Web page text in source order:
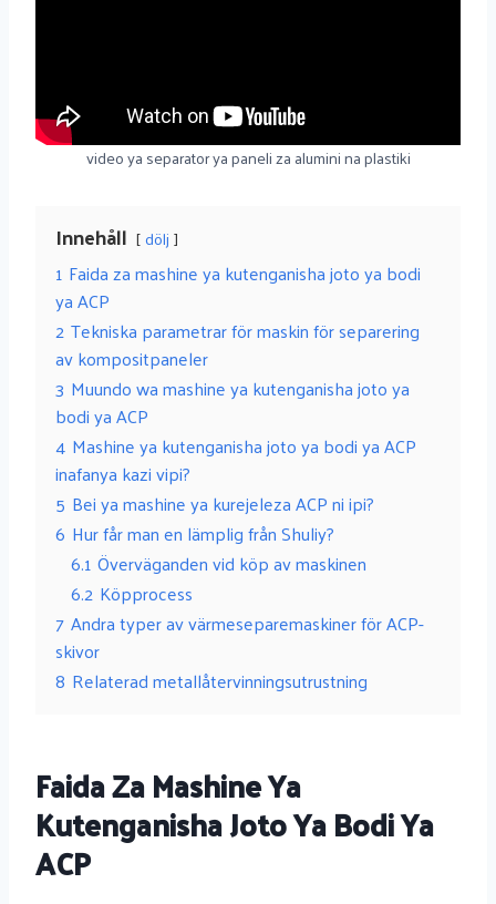
video ya separator ya paneli za alumini na plastiki
Innehåll dölj
1 Faida za mashine ya kutenganisha joto ya bodi
ya ACP
2 Tekniska parametrar för maskin för separering
av kompositpaneler
3 Muundo wa mashine ya kutenganisha joto ya
bodi ya ACP
4 Mashine ya kutenganisha joto ya bodi ya ACP
inafanya kazi vipi?
5 Bei ya mashine ya kurejeleza ACP ni ipi?
6 Hur får man en lämplig från Shuliy?
6.1 Överväganden vid köp av maskinen
6.2 Köpprocess
7 Andra typer av värmeseparemaskiner för ACP-
skivor
8 Relaterad metallåtervinningsutrustning
Faida Za Mashine Ya
Kutenganisha Joto Ya Bodi Ya
ACP